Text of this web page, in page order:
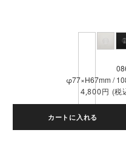
φ77×H67mm /
4,800円 (税
カートに入れる